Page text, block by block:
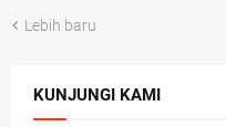
Lebih baru
KUNJUNGI KAMI